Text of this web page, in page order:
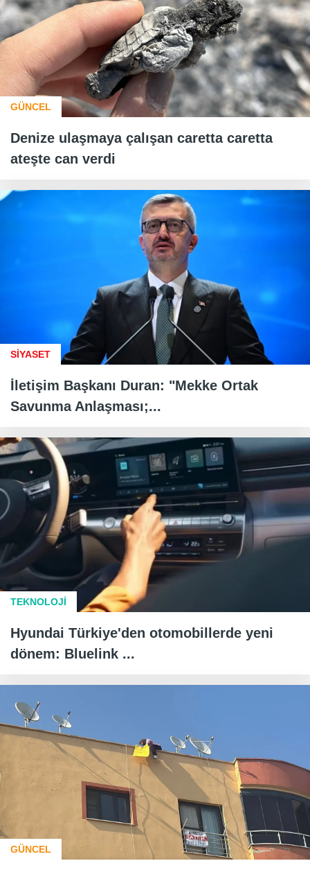
GÜNCEL
Denize ulaşmaya çalışan caretta caretta
ateşte can verdi
SİYASET
İletişim Başkanı Duran: "Mekke Ortak
Savunma Anlaşması;...
TEKNOLOJİ
Hyundai Türkiye'den otomobillerde yeni
dönem: Bluelink ...
GÜNCEL